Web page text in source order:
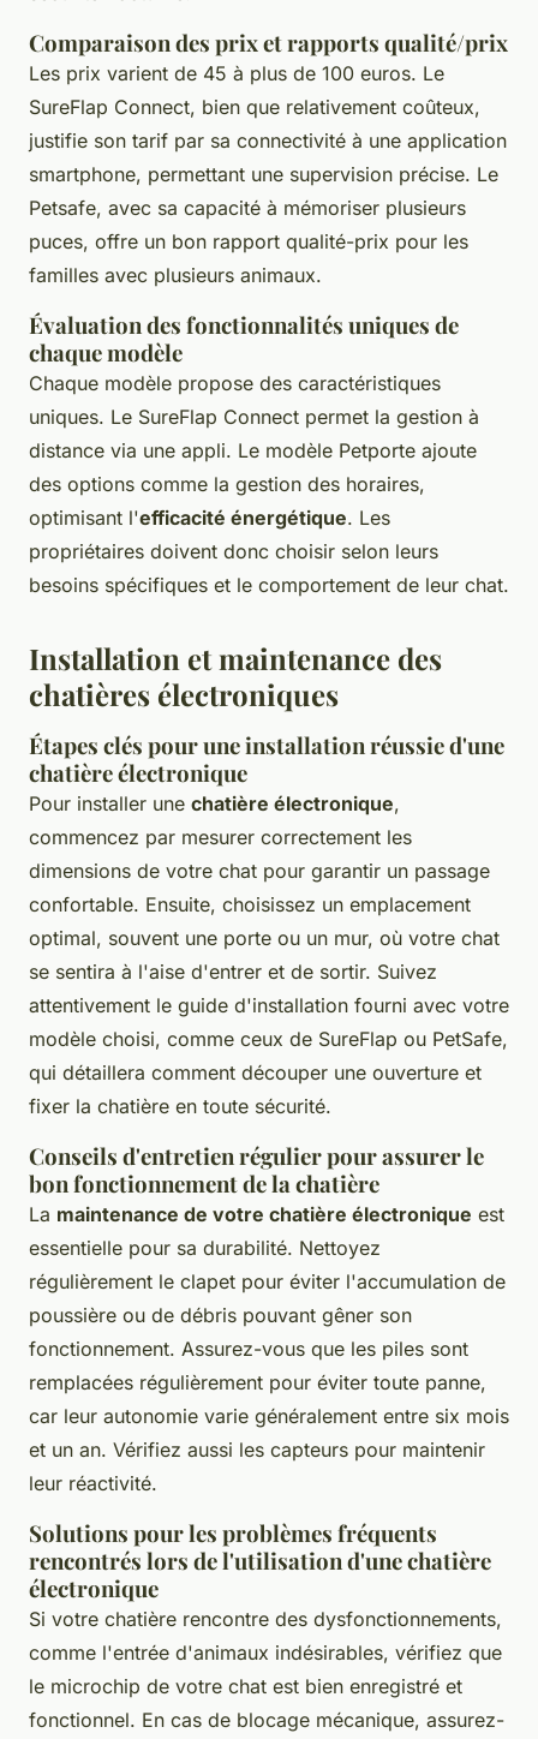
Comparaison des prix et rapports qualité/prix
Les prix varient de 45 à plus de 100 euros. Le
SureFlap Connect, bien que relativement coûteux,
justifie son tarif par sa connectivité à une application
smartphone, permettant une supervision précise. Le
Petsafe, avec sa capacité à mémoriser plusieurs
puces, offre un bon rapport qualité-prix pour les
familles avec plusieurs animaux.
Évaluation des fonctionnalités uniques de
chaque modèle
Chaque modèle propose des caractéristiques
uniques. Le SureFlap Connect permet la gestion à
distance via une appli. Le modèle Petporte ajoute
des options comme la gestion des horaires,
optimisant l'efficacité énergétique. Les
propriétaires doivent donc choisir selon leurs
besoins spécifiques et le comportement de leur chat.
Installation et maintenance des
chatières électroniques
Étapes clés pour une installation réussie d'une
chatière électronique
Pour installer une chatière électronique,
commencez par mesurer correctement les
dimensions de votre chat pour garantir un passage
confortable. Ensuite, choisissez un emplacement
optimal, souvent une porte ou un mur, où votre chat
se sentira à l'aise d'entrer et de sortir. Suivez
attentivement le guide d'installation fourni avec votre
modèle choisi, comme ceux de SureFlap ou PetSafe,
qui détaillera comment découper une ouverture et
fixer la chatière en toute sécurité.
Conseils d'entretien régulier pour assurer le
bon fonctionnement de la chatière
La maintenance de votre chatière électronique est
essentielle pour sa durabilité. Nettoyez
régulièrement le clapet pour éviter l'accumulation de
poussière ou de débris pouvant gêner son
fonctionnement. Assurez-vous que les piles sont
remplacées régulièrement pour éviter toute panne,
car leur autonomie varie généralement entre six mois
et un an. Vérifiez aussi les capteurs pour maintenir
leur réactivité.
Solutions pour les problèmes fréquents
rencontrés lors de l'utilisation d'une chatière
électronique
Si votre chatière rencontre des dysfonctionnements,
comme l'entrée d'animaux indésirables, vérifiez que
le microchip de votre chat est bien enregistré et
fonctionnel. En cas de blocage mécanique, assurez-